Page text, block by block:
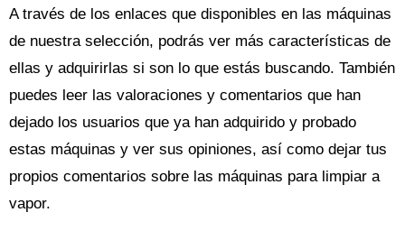
A través de los enlaces que disponibles en las máquinas
de nuestra selección, podrás ver más características de
ellas y adquirirlas si son lo que estás buscando. También
puedes leer las valoraciones y comentarios que han
dejado los usuarios que ya han adquirido y probado
estas máquinas y ver sus opiniones, así como dejar tus
propios comentarios sobre las máquinas para limpiar a
vapor.